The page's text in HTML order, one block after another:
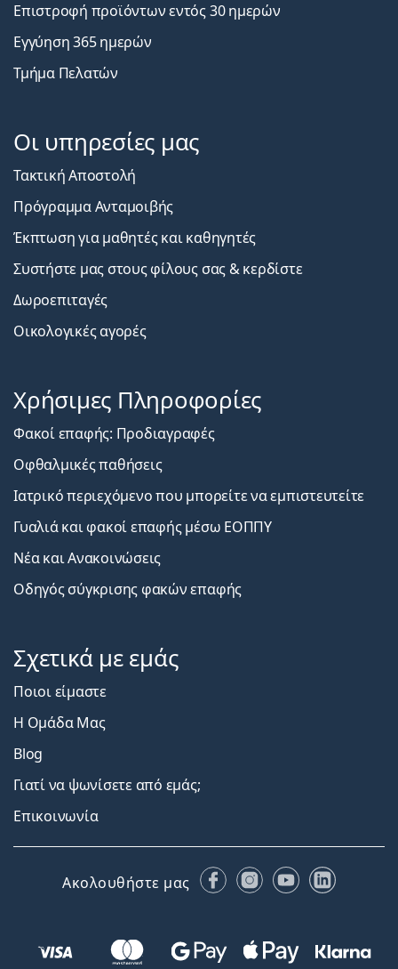
Επιστροφή προϊόντων εντός 30 ημερών
Εγγύηση 365 ημερών
Τμήμα Πελατών
Οι υπηρεσίες μας
Τακτική Αποστολή
Πρόγραμμα Ανταμοιβής
Έκπτωση για μαθητές και καθηγητές
Συστήστε μας στους φίλους σας & κερδίστε
Δωροεπιταγές
Οικολογικές αγορές
Χρήσιμες Πληροφορίες
Φακοί επαφής: Προδιαγραφές
Οφθαλμικές παθήσεις
Ιατρικό περιεχόμενο που μπορείτε να εμπιστευτείτε
Γυαλιά και φακοί επαφής μέσω ΕΟΠΠΥ
Νέα και Ανακοινώσεις
Οδηγός σύγκρισης φακών επαφής
Σχετικά με εμάς
Ποιοι είμαστε
Η Ομάδα Μας
Blog
Γιατί να ψωνίσετε από εμάς;
Επικοινωνία
Ακολουθήστε μας FacebookInstagram
YouTubeLinkedIn